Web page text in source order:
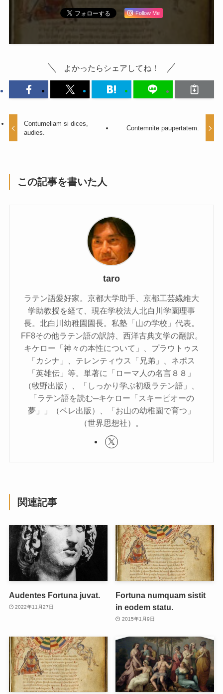
Follow Me
よかったらシェアしてね！
Contumeliam si dices,
audies.
Contemnite paupertatem.
この記事を書いた人
taro
ラテン語愛好家。京都大学助手、京都工芸繊維大
学助教授を経て、現在学校法人北白川学園理事
長。北白川幼稚園園長。私塾「山の学校」代表。
FF8その他ラテン語の訳詩、西洋古典文学の翻訳。
キケロー「神々の本性について」、プラウトゥス
「カシナ」、テレンティウス「兄弟」、ネポス
「英雄伝」等。単著に「ローマ人の名言８８」
（牧野出版）、「しっかり学ぶ初級ラテン語」、
「ラテン語を読む─キケロー「スキーピオーの
夢」」（ベレ出版）、「お山の幼稚園で育つ」
（世界思想社）。
関連記事
Audentes Fortuna juvat.
2022年11月27日
Fortuna numquam sistit
in eodem statu.
2015年1月9日